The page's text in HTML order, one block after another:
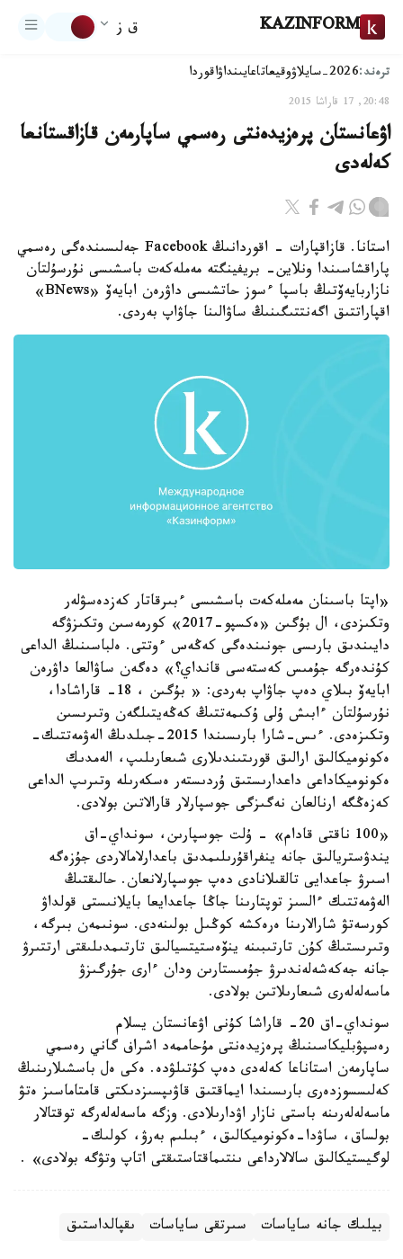
KAZINFORM ق ز
ترەند:2026-سايلاۋ وقيعاتاعايىنداۋاقوردا
20:48, 17 قاراشا 2015
اۋعانستان پرەزيدەنتى رەسمي ساپارمەن قازاقستانعا
كەلەدى
استانا. قازاقپارات - اقوردانىڭ Facebook جەلىسىندەگى رەسمي
پاراقشاسىندا ونلاين- بريفينگتە مەملەكەت باسشىسى نۇرسۇلتان
نازاربايەۆتىڭ باسپا ءسوز حاتشىسى داۋرەن ابايەۆ «BNews»
اقپاراتتىق اگەنتتىگىنىڭ ساۋالىنا جاۋاپ بەردى.
«اپتا باسىنان مەملەكەت باسشىسى ءبىرقاتار كەزدەسۋلەر
وتكىزدى، ال بۇگىن «ەكسپو-2017» كورمەسىن وتكىزۋگە
دايىندىق بارىسى جونىندەگى كەڭەس ءوتتى. ەلباسىنىڭ الداعى
كۇندەرگە جۇمىس كەستەسى قانداي؟» دەگەن ساۋالعا داۋرەن
ابايەۆ بىلاي دەپ جاۋاپ بەردى: « بۇگىن ، 18- قاراشادا،
نۇرسۇلتان ءابىش ۇلى ۇكىمەتتىڭ كەڭەيتىلگەن وتىرىسىن
وتكىزەدى. ءىس-شارا بارىسىندا 2015-جىلدىڭ الەۋمەتتىك-
ەكونوميكالىق ارالىق قورىتىندىلارى شىعارىلىپ، الەمدىك
ەكونوميكاداعى داعدارىستىق ۇردىستەر ەسكەرىلە وتىرىپ الداعى
كەزەڭگە ارنالعان نەگىزگى جوسپارلار قارالاتىن بولادى.
«100 ناقتى قادام» - ۇلت جوسپارىن، سونداي-اق
يندۋستريالىق جانە ينفراقۇرىلىمدىق باعدارلامالاردى جۇزەگە
اسىرۋ جاعدايى تالقىلانادى دەپ جوسپارلانعان. حالىقتىڭ
الەۋمەتتىك ءالسىز توپتارىنا جاڭا جاعدايعا بايلانىستى قولداۋ
كورسەتۋ شارالارىنا ەرەكشە كوڭىل بولىنەدى. سونىمەن بىرگە،
وتىرىستىڭ كۇن تارتىبىنە ينۆەستيتسيالىق تارتىمدىلىقتى ارتتىرۋ
جانە جەكەشەلەندىرۋ جۇمىستارىن ودان ءارى جۇرگىزۋ
ماسەلەلەرى شىعارىلاتىن بولادى.
سونداي-اق 20- قاراشا كۇنى اۋعانستان يسلام
رەسپۋبليكاسىنىڭ پرەزيدەنتى مۇحاممەد اشراف گاني رەسمي
ساپارمەن استاناعا كەلەدى دەپ كۇتىلۋدە. ەكى ەل باسشىلارىنىڭ
كەلىسسوزدەرى بارىسىندا ايماقتىق قاۋىپسىزدىكتى قامتاماسىز ەتۋ
ماسەلەلەرىنە باستى نازار اۋدارىلادى. وزگە ماسەلەلەرگە توقتالار
بولساق، ساۋدا-ەكونوميكالىق، ءبىلىم بەرۋ، كولىك-
لوگيستيكالىق سالالارداعى ىنتىماقتاستىقتى اتاپ وتۋگە بولادى» .
بيلىك جانە ساياسات سىرتقى ساياسات ىقپالداستىق